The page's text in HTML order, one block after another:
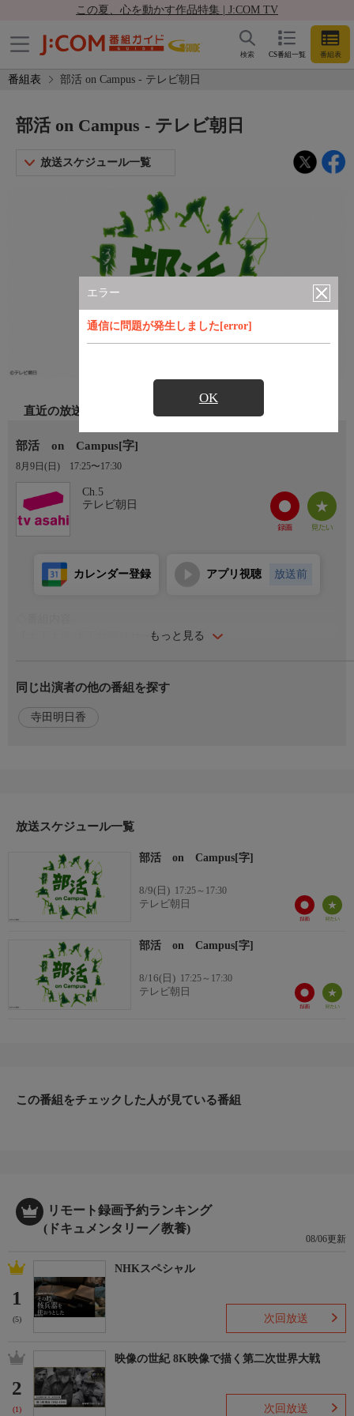
この夏、心を動かす作品特集 | J:COM TV
CS番組一覧 番組表
検索
番組表 部活 on Campus - テレビ朝日
エラー
通信に問題が発生しました[error]
OK
部活 on Campus - テレビ朝日
放送スケジュール一覧
直近の放送
部活 on Campus[字]
8月9日(日) 17:25〜17:30
Ch.5
テレビ朝日
もっと見る
カレンダー登録 アプリ視聴 放送前
【大正大学 大正盆踊りサークル 踊月】
崎毬花さんが全員の振りを揃えていきます。盆踊り本番の日、地
域の住民も集まり、『東京音頭』をはじめ15曲を踊りきりまし
た。
☆番組HP
https://www.tv-asahi.co.jp/bukatsu/
同じ出演者の他の番組を探す
寺田明日香
放送スケジュール一覧
部活 on Campus[字]
8/9(日) 17:25～17:30
テレビ朝日
部活 on Campus[字]
8/16(日) 17:25～17:30
テレビ朝日
この番組をチェックした人が見ている番組
リモート録画予約ランキング
(ドキュメンタリー／教養)
08/06更新
1
(5)
NHKスペシャル
次回放送
2
(1)
映像の世紀 8K映像で描く第二次世界大戦
次回放送